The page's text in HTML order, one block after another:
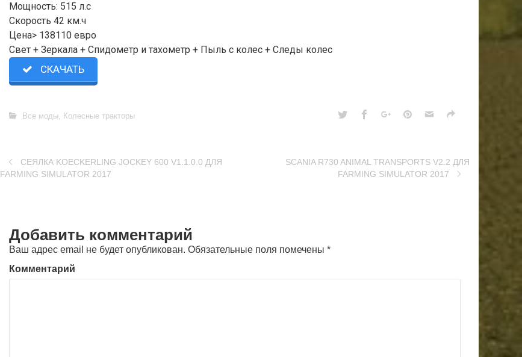
Мощность: 515 л.с
Скорость ​​42 км.ч
Цена> 138110 евро
Свет + Зеркала + Спидометр и тахометр + Пыль с колес + Следы колес
СКАЧАТЬ
Все моды, Колесные тракторы
СЕЯЛКА KOECKERLING JOCKEY 600 V1.1.0.0 ДЛЯ
FARMING SIMULATOR 2017
SCANIA R730 ANIMAL TRANSPORTS V2.2 ДЛЯ
FARMING SIMULATOR 2017
Добавить комментарий
Ваш адрес email не будет опубликован. Обязательные поля помечены *
Комментарий